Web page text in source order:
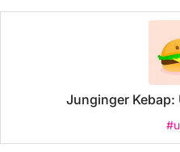
Junginger Kebap: